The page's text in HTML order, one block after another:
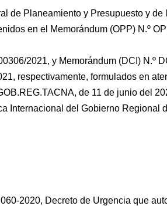
de Planeamiento y Presupuesto y de
en el Memorándum (OPP) N.º
2021, y Memorándum (DCI) N.º
respectivamente, formulados en
de 11 de junio del
Internacional del Gobierno Regional
2020, Decreto de Urgencia que